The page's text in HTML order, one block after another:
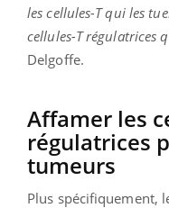
les cellules-T qui les
cellules-T régulatrices
Delgoffe.
Affamer les
régulatrices
tumeurs
Plus spécifiquement,